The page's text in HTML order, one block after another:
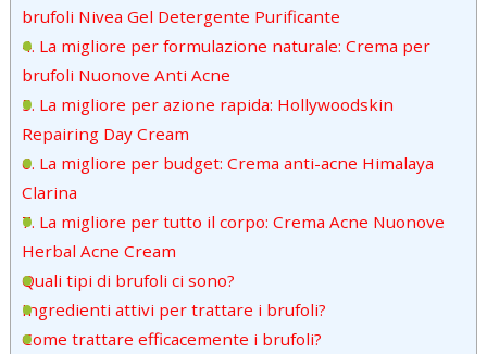
brufoli Nivea Gel Detergente Purificante
4. La migliore per formulazione naturale: Crema per
brufoli Nuonove Anti Acne
5. La migliore per azione rapida: Hollywoodskin
Repairing Day Cream
6. La migliore per budget: Crema anti-acne Himalaya
Clarina
7. La migliore per tutto il corpo: Crema Acne Nuonove
Herbal Acne Cream
Quali tipi di brufoli ci sono?
Ingredienti attivi per trattare i brufoli?
Come trattare efficacemente i brufoli?